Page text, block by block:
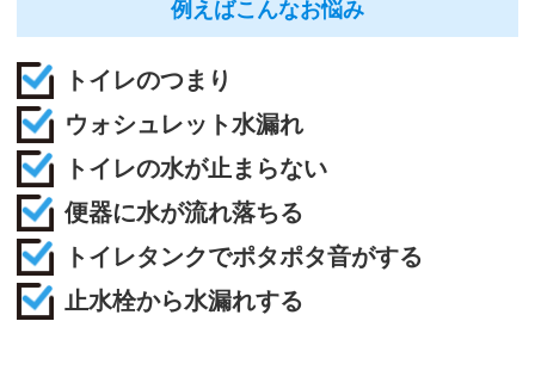
例えばこんなお悩み
トイレのつまり
ウォシュレット水漏れ
トイレの水が止まらない
便器に水が流れ落ちる
トイレタンクでポタポタ音がする
止水栓から水漏れする